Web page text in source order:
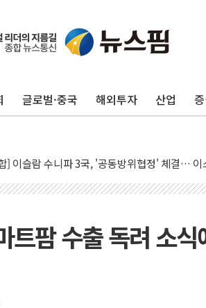
글로벌·중국 해외투자 산업
증시, 美 고용 예상 밖 부진에 연준 금리 인상
프, 백신·자폐증 행정명령 검토…"이르면 다음
소법원, 백악관 무도회장 공사 중단 명령…트
용 쇼크에 엔화 장중 급등…시장은 "또 개입했나
MY 뉴스] 뉴욕 반도체주 프리뷰...美 고용 쇼크에
증시 프리뷰, 美 고용 쇼크에 금리 인상 우려
] 美 7월 고용 2만3000명 감소 '쇼크'…9월 금리
트팜 수출 독려 소식